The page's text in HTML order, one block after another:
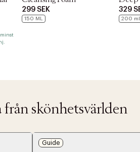
minst
299 SEK
150 ML
329
200 ml
skönhetsvärlden
Guide